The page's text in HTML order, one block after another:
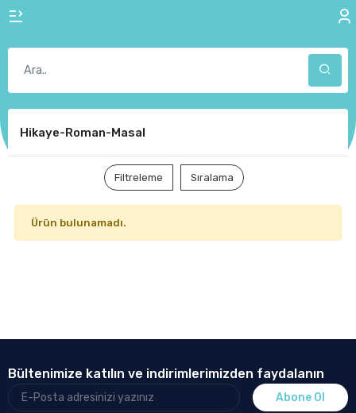
Hikaye-Roman-Masal
Filtreleme Sıralama
Ürün bulunamadı.
Bültenimize katılın ve indirimlerimizden faydalanın
Abone Ol